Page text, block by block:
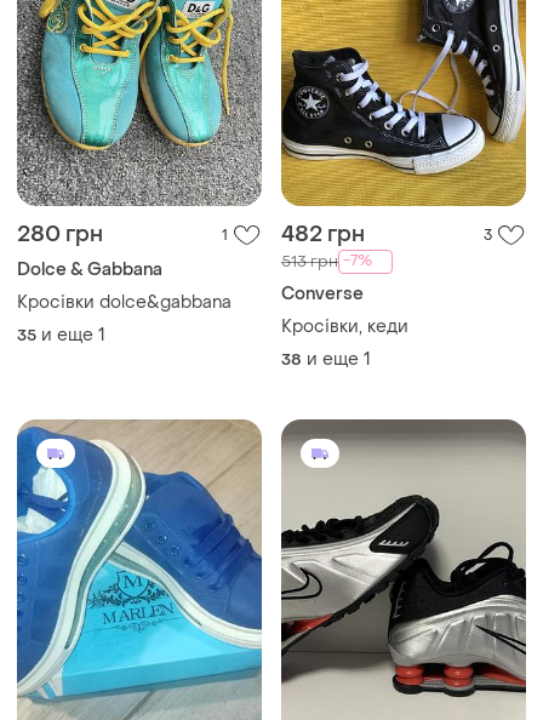
280 грн 1
Dolce & Gabbana
Кросівки dolce&gabbana
35 и еще 1
482 грн 3
513 грн -7%
Converse
Кросівки, кеди
38 и еще 1